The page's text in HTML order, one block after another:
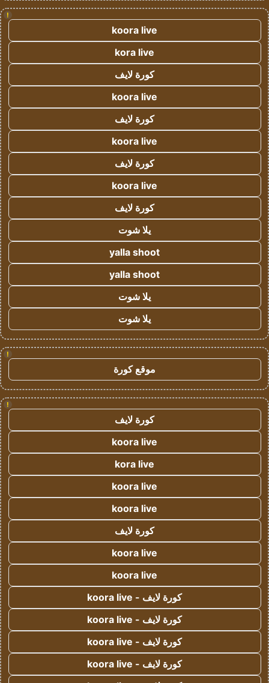
!
koora live
kora live
كورة لايف
koora live
كورة لايف
koora live
كورة لايف
koora live
كورة لايف
يلا شوت
yalla shoot
yalla shoot
يلا شوت
يلا شوت
!
موقع كورة
!
كورة لايف
koora live
kora live
koora live
koora live
كورة لايف
koora live
koora live
كورة لايف - koora live
كورة لايف - koora live
كورة لايف - koora live
كورة لايف - koora live